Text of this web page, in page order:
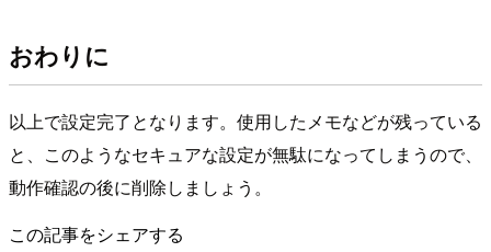
おわりに
以上で設定完了となります。使用したメモなどが残っている
と、このようなセキュアな設定が無駄になってしまうので、
動作確認の後に削除しましょう。
この記事をシェアする